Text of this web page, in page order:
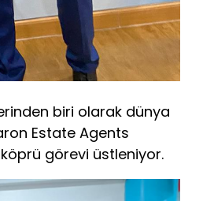
biri olarak dünya
Estate Agents
köprü görevi üstleniyor.